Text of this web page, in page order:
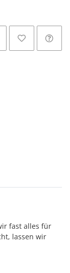
fast alles für
lassen wir